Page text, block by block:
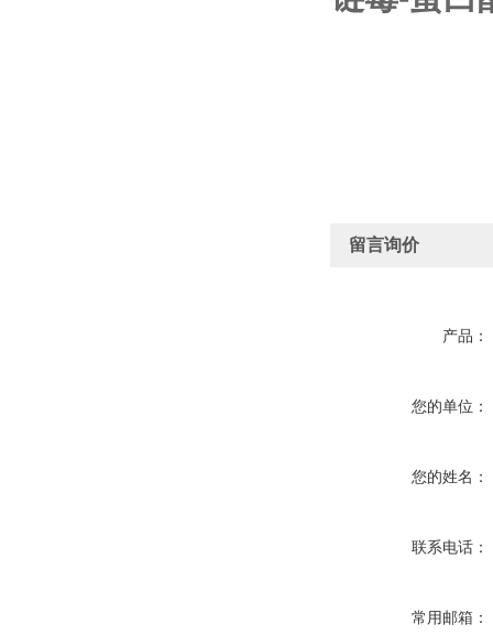
留言询价
产品：
您的单位：
您的姓名：
联系电话：
常用邮箱：